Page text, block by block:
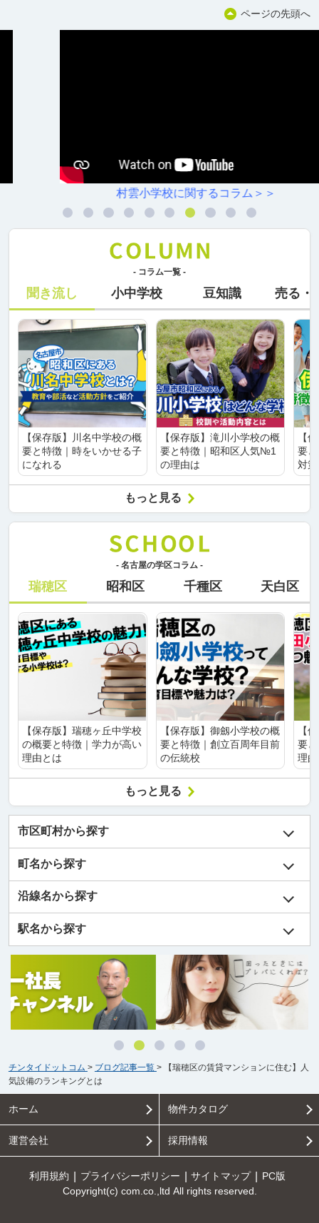
ページの先頭へ
村雲小学校に関するコラム＞＞
- コラム一覧 -
聞き流し 小中学校 豆知識 売る・
【保存版】川名中学校の概
要と特徴｜時をいかせる子
になれる
【保存版】滝川小学校の概
要と特徴｜昭和区人気№1
の理由は
【
要
対
もっと見る
- 名古屋の学区コラム -
瑞穂区 昭和区 千種区 天白区
【保存版】瑞穂ヶ丘中学校
の概要と特徴｜学力が高い
理由とは
【保存版】御劔小学校の概
要と特徴｜創立百周年目前
の伝統校
【
要
理
もっと見る
市区町村から探す
町名から探す
沿線名から探す
駅名から探す
チンタイドットコム > ブログ記事一覧 >
【瑞穂区の賃貸マンションに住む】人
気設備のランキングとは
ホーム 物件カタログ
運営会社 採用情報
利用規約 プライバシーポリシー サイトマップ
PC版
Copyright(c) com.co.,ltd All rights reserved.